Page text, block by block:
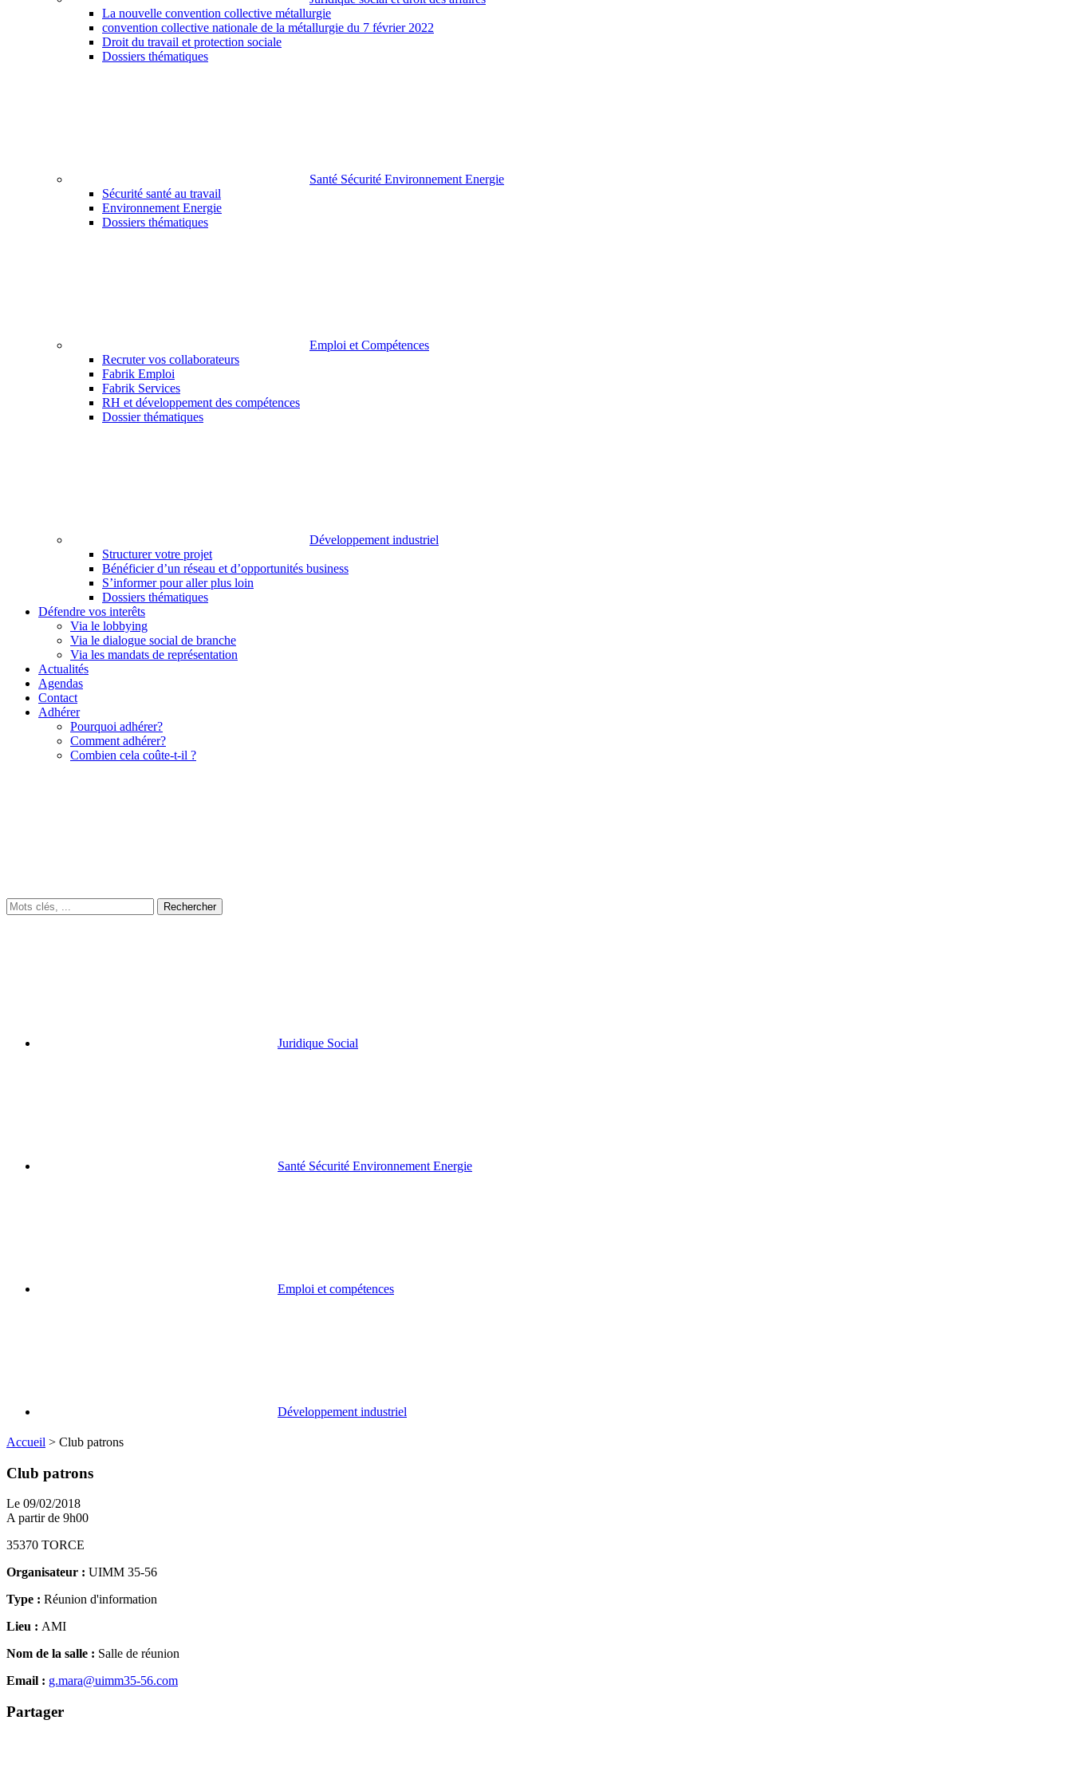
La nouvelle convention collective métallurgie
convention collective nationale de la métallurgie du 7 février 2022
Droit du travail et protection sociale
Dossiers thématiques
Santé Sécurité Environnement Energie
Sécurité santé au travail
Environnement Energie
Dossiers thématiques
Emploi et Compétences
Recruter vos collaborateurs
Fabrik Emploi
Fabrik Services
RH et développement des compétences
Dossier thématiques
Développement industriel
Structurer votre projet
Bénéficier d’un réseau et d’opportunités business
S’informer pour aller plus loin
Dossiers thématiques
Défendre vos interêts
Via le lobbying
Via le dialogue social de branche
Via les mandats de représentation
Actualités
Agendas
Contact
Adhérer
Pourquoi adhérer?
Comment adhérer?
Combien cela coûte-t-il ?
Juridique Social
Santé Sécurité Environnement Energie
Emploi et compétences
Développement industriel
Accueil > Club patrons
Club patrons
Le 09/02/2018
A partir de 9h00
35370 TORCE
Organisateur : UIMM 35-56
Type : Réunion d'information
Lieu : AMI
Nom de la salle : Salle de réunion
Email : g.mara@uimm35-56.com
Partager